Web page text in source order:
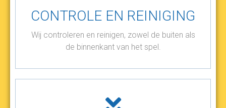
CONTROLE EN REINIGING
Wij controleren en reinigen, zowel de buiten als
de binnenkant van het spel.